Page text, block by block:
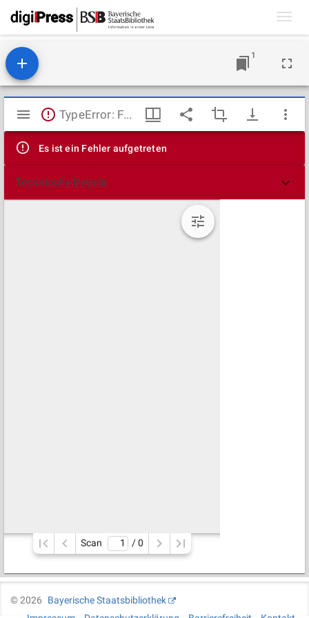
1
Mirador
Viewer
TypeError: Failed to fetch
Es ist ein Fehler aufgetreten
Technische Details
Scan / 0
©2026
Bayerische Staatsbibliothek